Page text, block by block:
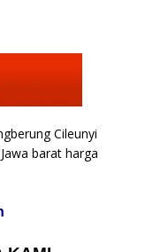
Cileunyi
barat harga